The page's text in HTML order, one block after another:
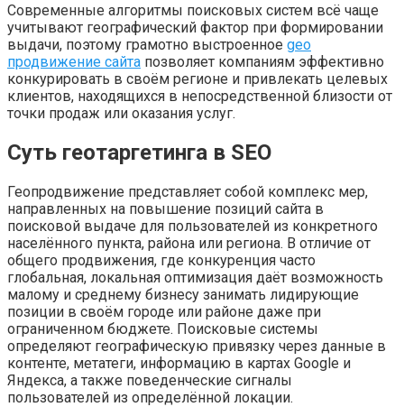
Современные алгоритмы поисковых систем всё чаще
учитывают географический фактор при формировании
выдачи, поэтому грамотно выстроенное geo
продвижение сайта позволяет компаниям эффективно
конкурировать в своём регионе и привлекать целевых
клиентов, находящихся в непосредственной близости от
точки продаж или оказания услуг.
Суть геотаргетинга в SEO
Геопродвижение представляет собой комплекс мер,
направленных на повышение позиций сайта в
поисковой выдаче для пользователей из конкретного
населённого пункта, района или региона. В отличие от
общего продвижения, где конкуренция часто
глобальная, локальная оптимизация даёт возможность
малому и среднему бизнесу занимать лидирующие
позиции в своём городе или районе даже при
ограниченном бюджете. Поисковые системы
определяют географическую привязку через данные в
контенте, метатеги, информацию в картах Google и
Яндекса, а также поведенческие сигналы
пользователей из определённой локации.